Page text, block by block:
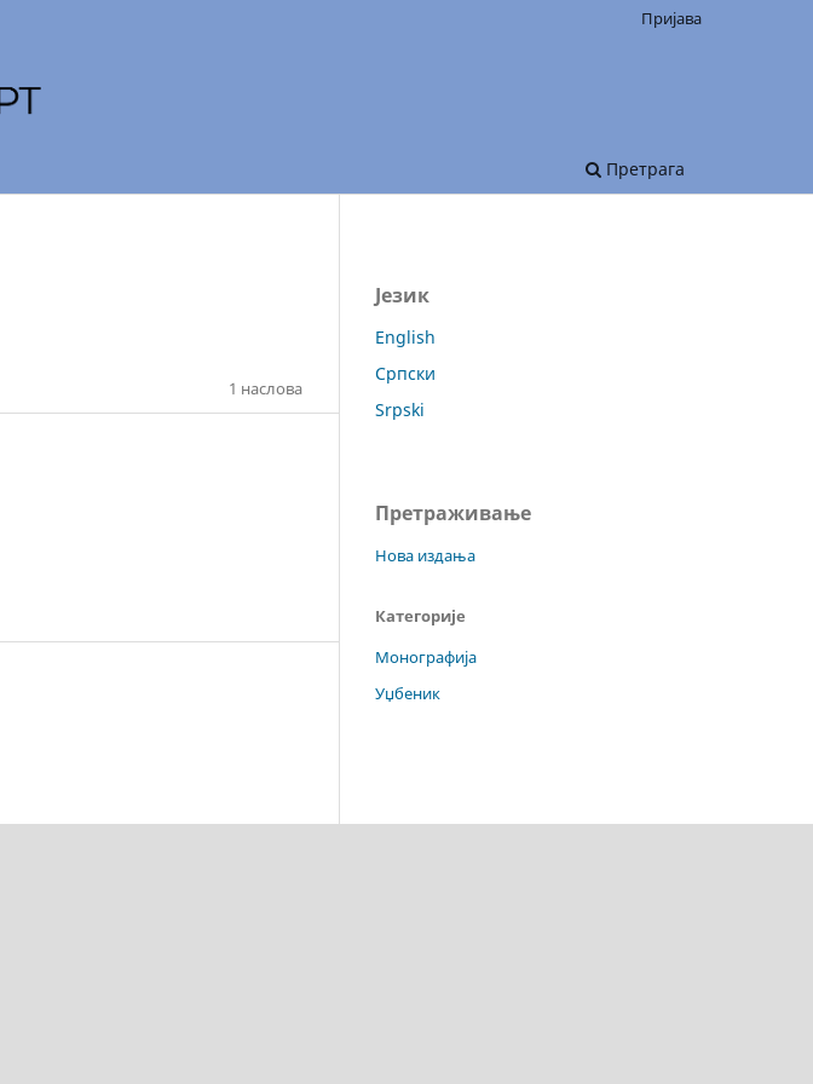
Претрага
Пријава
1 наслова
Језик
English
Српски
Srpski
Претраживање
Нова издања
Категорије
Монографија
Уџбеник